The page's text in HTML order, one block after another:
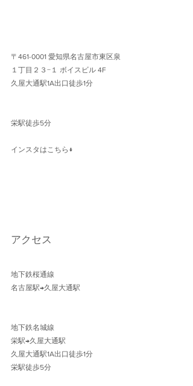
〒461-0001 愛知県名古屋市東区泉
１丁目２３−１ ボイスビル 4F
久屋大通駅1A出口徒歩1分
栄駅徒歩5分
インスタはこちら↓
アクセス
地下鉄桜通線
名古屋駅→久屋大通駅
地下鉄名城線
栄駅→久屋大通駅
久屋大通駅1A出口徒歩1分
栄駅徒歩5分